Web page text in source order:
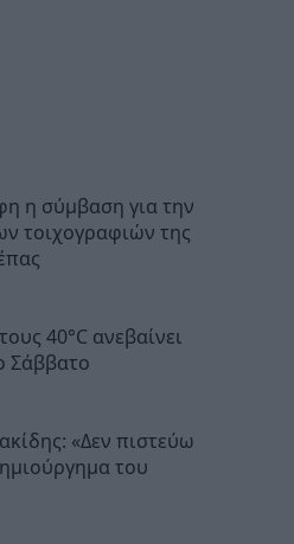
η σύμβαση για την
τοιχογραφιών της
40°C ανεβαίνει
Σάββατο
«Δεν πιστεύω
του